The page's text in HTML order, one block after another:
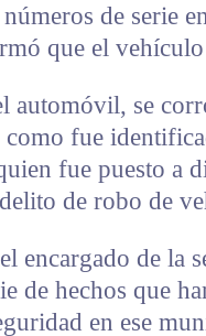
de serie
que el
automóvil, se
fue
fue puesto a
de robo de
encargado de la
de hechos que
en ese